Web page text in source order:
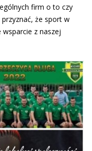
firm o to czy
że sport w
z naszej